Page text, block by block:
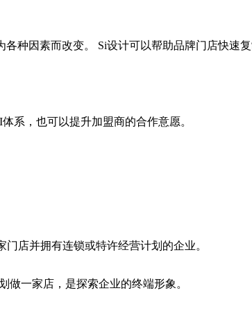
因素而改变。 Si设计可以帮助品牌门店快速复
，也可以提升加盟商的合作意愿。
店并拥有连锁或特许经营计划的企业。
一家店，是探索企业的终端形象。